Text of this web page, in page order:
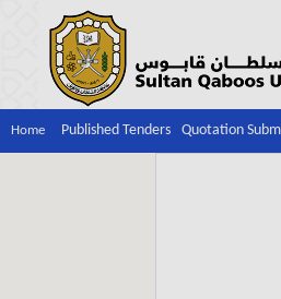
Home Published Tenders Quotation